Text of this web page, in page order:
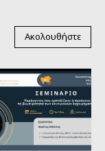
Ακολουθήστε